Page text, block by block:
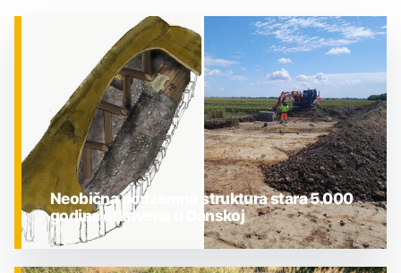
Neobična podzemna struktura stara 5.000
godina otkrivena u Danskoj